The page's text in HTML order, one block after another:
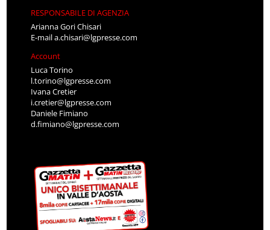
RESPONSABILE DI AGENZIA
Arianna Gori Chisari
E-maila.chisari@lgpresse.com
Account
Luca Torino
l.torino@lgpresse.com
Ivana Cretier
i.cretier@lgpresse.com
Daniele Fimiano
d.fimiano@lgpresse.com